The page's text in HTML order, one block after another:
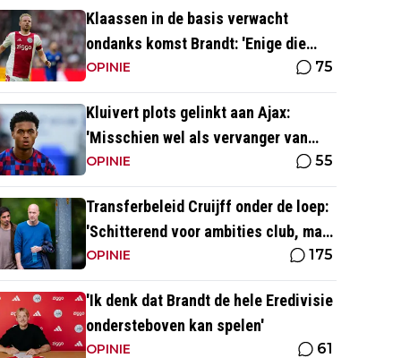
Klaassen in de basis verwacht
ondanks komst Brandt: 'Enige die
daar goed kan spelen'
OPINIE 75
Kluivert plots gelinkt aan Ajax:
'Misschien wel als vervanger van
Mika Godts'
OPINIE 55
Transferbeleid Cruijff onder de loep:
'Schitterend voor ambities club, maar
vind het heel opvallend'
OPINIE 175
'Ik denk dat Brandt de hele Eredivisie
ondersteboven kan spelen'
OPINIE 61